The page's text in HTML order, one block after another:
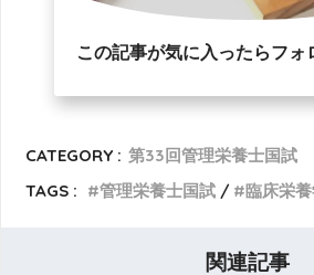
この記事が気に入ったらフォ
CATEGORY : 第33回管理栄養士国試
TAGS :
管理栄養士国試 臨床栄
関連記事